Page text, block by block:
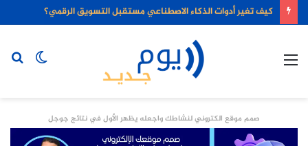
كيف تغير أدوات الذكاء الاصطناعي مستقبل التسويق الرقمي؟
الوضع
صمم موقع الكتروني لنشاطك واجعله يظهر الأول في نتائج جوجل